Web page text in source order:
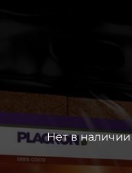
Нет в наличии